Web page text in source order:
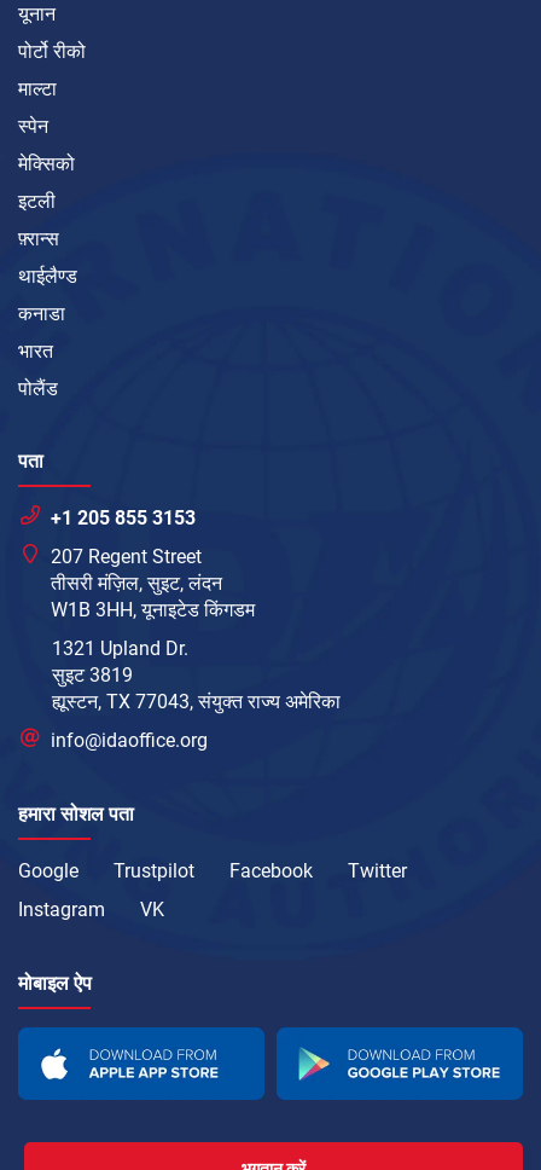
यूनान
पोर्टो रीको
माल्टा
स्पेन
मेक्सिको
इटली
फ़्रान्स
थाईलैण्ड
कनाडा
भारत
पोलैंड
पता
+1 205 855 3153
207 Regent Street
तीसरी मंज़िल, सुइट, लंदन
W1B 3HH, यूनाइटेड किंगडम
1321 Upland Dr.
सुइट 3819
ह्यूस्टन, TX 77043, संयुक्त राज्य अमेरिका
info@idaoffice.org
हमारा सोशल पता
Google Trustpilot Facebook
Twitter
Instagram
VK
मोबाइल ऐप